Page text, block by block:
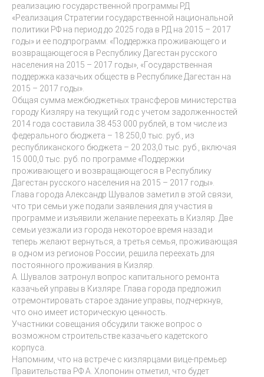
реализацию государственной программы РД
«Реализация Стратегии государственной национальной
политики РФ на период до 2025 года в РД на 2015 – 2017
годы» и ее подпрограмм: «Поддержка проживающего и
возвращающегося в Республику Дагестан русского
населения на 2015 – 2017 годы», «Государственная
поддержка казачьих обществ в Республике Дагестан на
2015 – 2017 годы».
Общая сумма межбюджетных трансферов министерства
городу Кизляру на текущий год с учетом задолженностей
2014 года составила 38 453 000 рублей, в том числе из
федерального бюджета – 18 250,0 тыс. руб., из
республиканского бюджета – 20 203,0 тыс. руб., включая
15 000,0 тыс. руб. по программе «Поддержки
проживающего и возвращающегося в Республику
Дагестан русского населения на 2015 – 2017 годы».
Глава города Александр Шувалов заметил в этой связи,
что три семьи уже подали заявления для участия в
программе и изъявили желание переехать в Кизляр. Две
семьи уезжали из города некоторое время назад и
теперь желают вернуться, а третья семья, проживающая
в одном из регионов России, решила переехать для
постоянного проживания в Кизляр.
А. Шувалов затронул вопрос капитального ремонта
казачьей управы в Кизляре. Глава города предложил
отремонтировать старое здание управы, подчеркнув,
что оно имеет историческую ценность.
Участники совещания обсудили также вопрос о
возможном строительстве казачьего кадетского
корпуса.
Напомним, что на встрече с кизлярцами вице-премьер
Правительства РФ А. Хлопонин отметил, что будет